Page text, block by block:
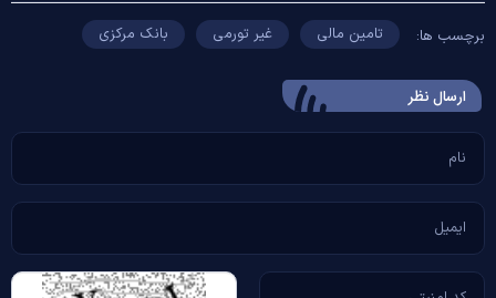
برچسب ها: تامین مالی غیر تورمی بانک مرکزی
ارسال‌ نظر